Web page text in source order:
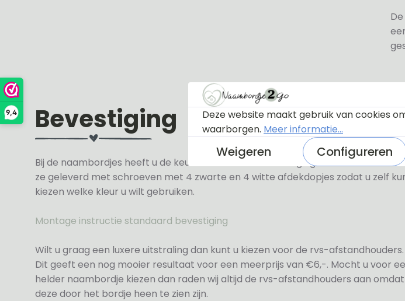
9,4 Bevestiging
Bij de naambordjes heeft u de keuze uit 3 soorten bevestiging. Standaard worden
ze geleverd met schroeven met 4 zwarte en 4 witte afdekdopjes zodat u zelf
kiezen welke kleur u wilt gebruiken.
Montage instructie standaard bevestiging
Wilt u graag een luxere uitstraling dan kunt u kiezen voor de rvs-afstandhouders.
Dit geeft een nog mooier resultaat voor een meerprijs van €6,-. Mocht u voor
helder naambordje kiezen dan raden wij altijd de rvs-afstandhouders aan omdat
deze door het bordje heen te zien zijn.
Deze website maakt gebruik van cookies
waarborgen. Meer informatie...
Weigeren Configureren